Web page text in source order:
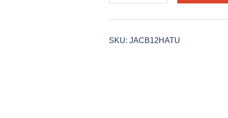
Kwadraat
hangend
aantal
SKU: JACB12HATU